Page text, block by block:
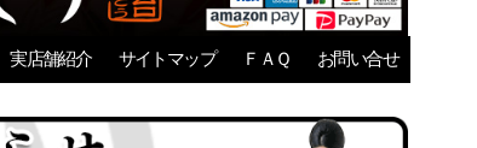
実店舗紹介 サイトマップ ＦＡＱ お問い合せ